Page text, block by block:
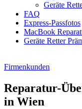
Geräte
FAQ
Express-Passfotos
MacBook
Geräte Retter
Firmenkunden
Reparatur-
in Wien